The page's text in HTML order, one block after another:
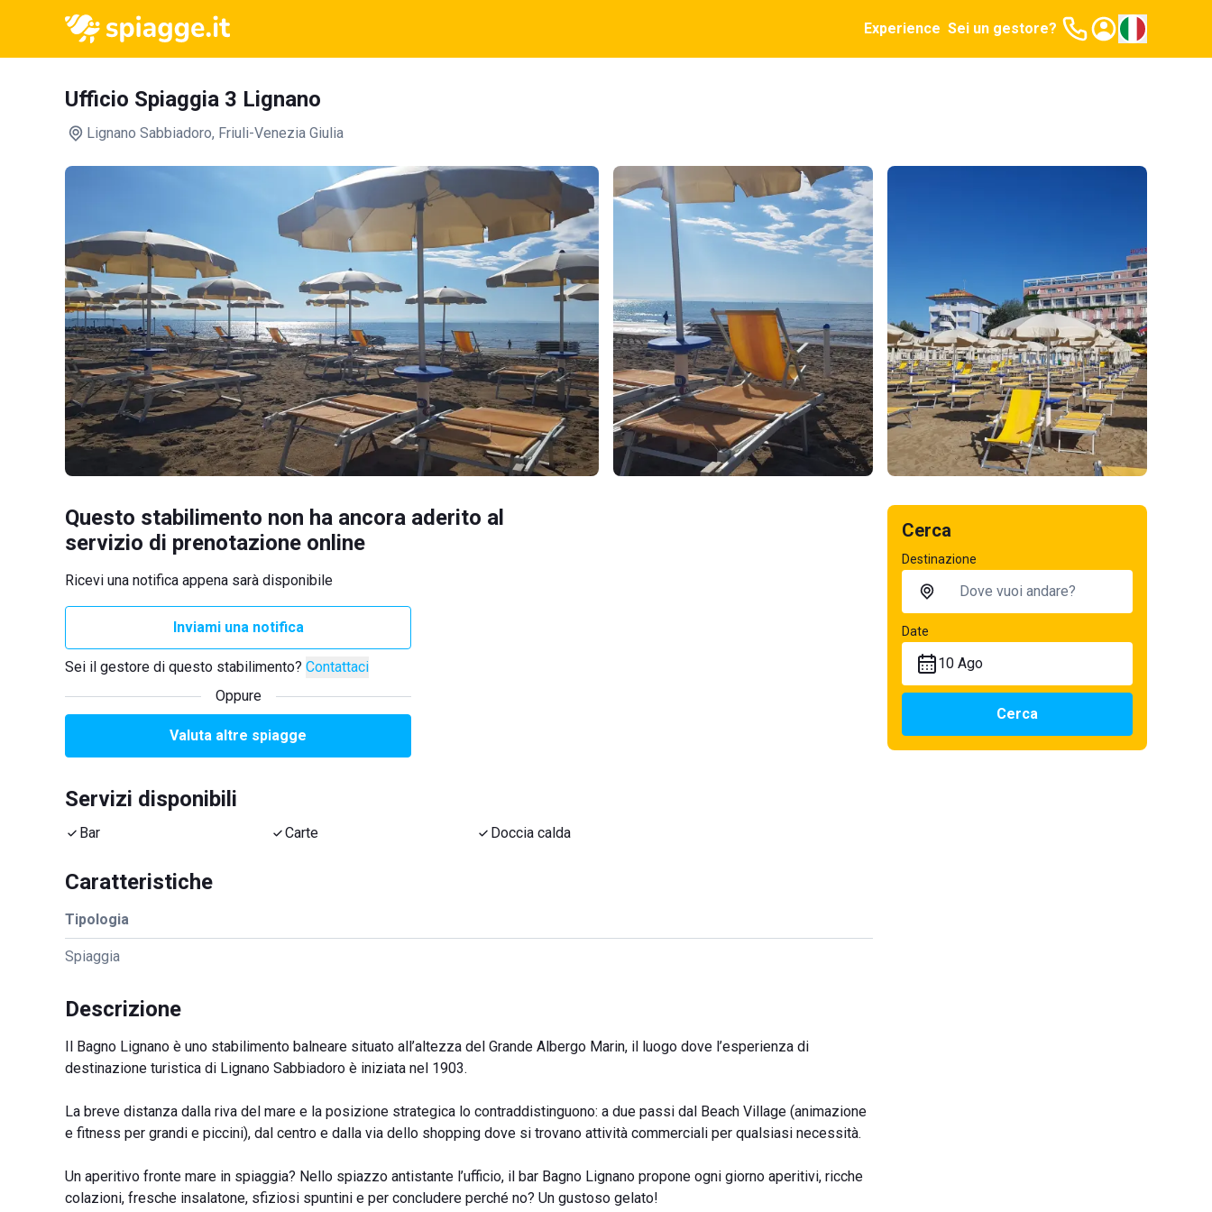
Experience Sei un gestore?
Ufficio Spiaggia 3 Lignano
Lignano Sabbiadoro, Friuli-Venezia Giulia
Questo stabilimento non ha ancora aderito al
servizio di prenotazione online
Ricevi una notifica appena sarà disponibile
Inviami una notifica
Sei il gestore di questo stabilimento? Contattaci
Oppure
Valuta altre spiagge
Servizi disponibili
Bar Carte Doccia calda
Caratteristiche
Tipologia
Spiaggia
Descrizione
Il Bagno Lignano è uno stabilimento balneare situato all’altezza del Grande Albergo Marin, il luogo dove l’esperienza di
destinazione turistica di Lignano Sabbiadoro è iniziata nel 1903.
La breve distanza dalla riva del mare e la posizione strategica lo contraddistinguono: a due passi dal Beach Village (animazione
e fitness per grandi e piccini), dal centro e dalla via dello shopping dove si trovano attività commerciali per qualsiasi necessità.
Un aperitivo fronte mare in spiaggia? Nello spiazzo antistante l’ufficio, il bar Bagno Lignano propone ogni giorno aperitivi, ricche
colazioni, fresche insalatone, sfiziosi spuntini e per concludere perché no? Un gustoso gelato!
Cerca
Destinazione
Date
10 Ago
Cerca